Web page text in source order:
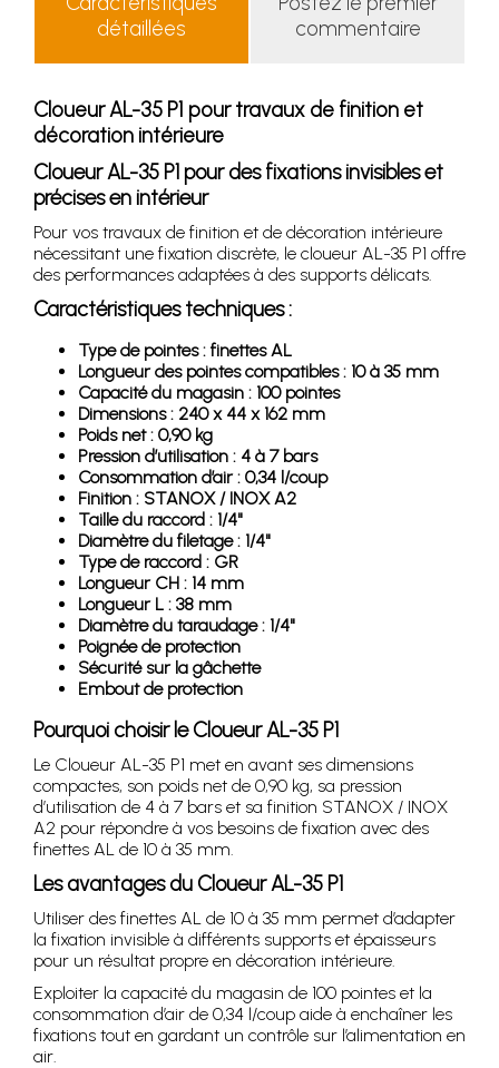
détaillées
commentaire
Cloueur AL-35 P1 pour travaux de finition et
décoration intérieure
Cloueur AL-35 P1 pour des fixations invisibles et
précises en intérieur
Pour vos travaux de finition et de décoration intérieure
nécessitant une fixation discrète, le cloueur AL-35 P1 offre
des performances adaptées à des supports délicats.
Caractéristiques techniques :
Type de pointes : finettes AL
Longueur des pointes compatibles : 10 à 35 mm
Capacité du magasin : 100 pointes
Dimensions : 240 x 44 x 162 mm
Poids net : 0,90 kg
Pression d’utilisation : 4 à 7 bars
Consommation d’air : 0,34 l/coup
Finition : STANOX / INOX A2
Taille du raccord : 1/4"
Diamètre du filetage : 1/4"
Type de raccord : GR
Longueur CH : 14 mm
Longueur L : 38 mm
Diamètre du taraudage : 1/4"
Poignée de protection
Sécurité sur la gâchette
Embout de protection
Pourquoi choisir le Cloueur AL-35 P1
Le Cloueur AL-35 P1 met en avant ses dimensions
compactes, son poids net de 0,90 kg, sa pression
d’utilisation de 4 à 7 bars et sa finition STANOX / INOX
A2 pour répondre à vos besoins de fixation avec des
finettes AL de 10 à 35 mm.
Les avantages du Cloueur AL-35 P1
Utiliser des finettes AL de 10 à 35 mm permet d’adapter
la fixation invisible à différents supports et épaisseurs
pour un résultat propre en décoration intérieure.
Exploiter la capacité du magasin de 100 pointes et la
consommation d’air de 0,34 l/coup aide à enchaîner les
fixations tout en gardant un contrôle sur l’alimentation en
air.